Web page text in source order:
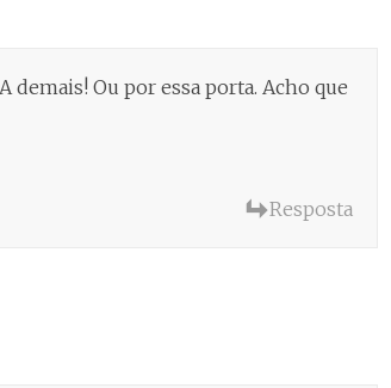
demais! Ou por essa porta. Acho que
Resposta